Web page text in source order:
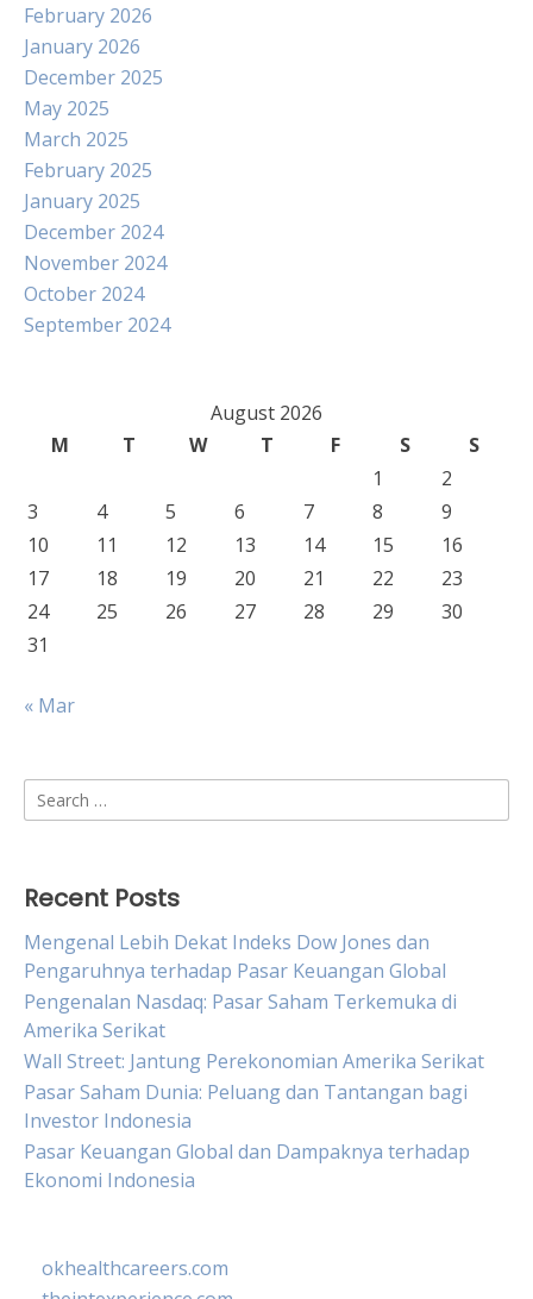
February 2026
January 2026
December 2025
May 2025
March 2025
February 2025
January 2025
December 2024
November 2024
October 2024
September 2024
August 2026
M
T W T F S
S
1
2
3
4 5 6 7 8
9
10
11 12 13 14 15
16
17
18 19 20 21 22
23
24
25 26 27 28 29
30
31
« Mar
Search
for:
Recent Posts
Mengenal Lebih Dekat Indeks Dow Jones dan
Pengaruhnya terhadap Pasar Keuangan Global
Pengenalan Nasdaq: Pasar Saham Terkemuka di
Amerika Serikat
Wall Street: Jantung Perekonomian Amerika Serikat
Pasar Saham Dunia: Peluang dan Tantangan bagi
Investor Indonesia
Pasar Keuangan Global dan Dampaknya terhadap
Ekonomi Indonesia
okhealthcareers.com